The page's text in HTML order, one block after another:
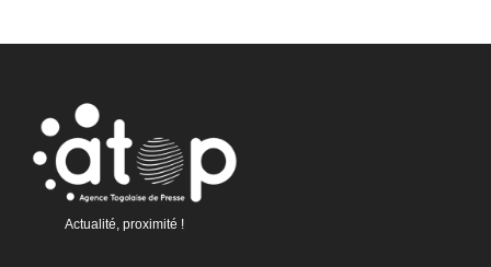
Actualité, proximité !